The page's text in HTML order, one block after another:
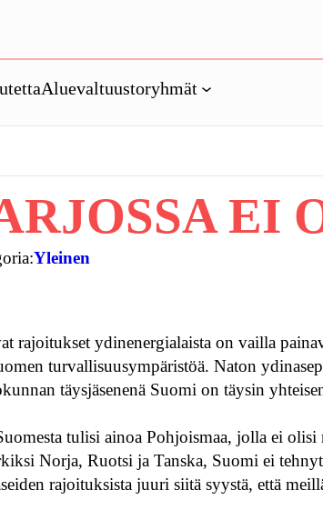
Aluevaltuustoryhmät
EI
Yleinen
rajoitukset ydinenergialaista on vailla
turvallisuusympäristöä. Naton
täysjäsenenä Suomi on täysin
tulisi ainoa Pohjoismaa, jolla ei olisi
Norja, Ruotsi ja Tanska, Suomi ei
rajoituksista juuri siitä syystä, että